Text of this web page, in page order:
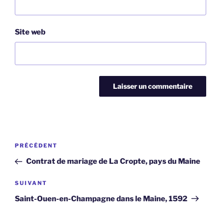
Site web
Navigation
l’article
Article
précédent
PRÉCÉDENT
Contrat de mariage de La Cropte, pays du Maine
Article
suivant
SUIVANT
Saint-Ouen-en-Champagne dans le Maine, 1592